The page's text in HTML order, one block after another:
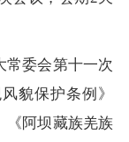
常委会第十一次
貌保护条例》
《阿坝藏族羌族